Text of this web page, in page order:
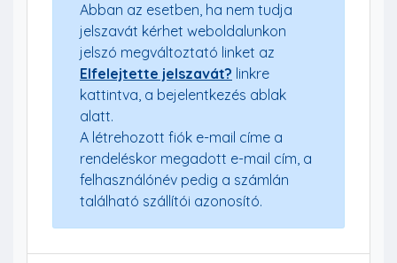
Abban az esetben, ha nem tudja
jelszavát kérhet weboldalunkon
jelszó megváltoztató linket az
Elfelejtette jelszavát? linkre
kattintva, a bejelentkezés ablak
alatt.
A létrehozott fiók e-mail címe a
rendeléskor megadott e-mail cím, a
felhasználónév pedig a számlán
található szállítói azonosító.